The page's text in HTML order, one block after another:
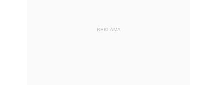
REKLAMA